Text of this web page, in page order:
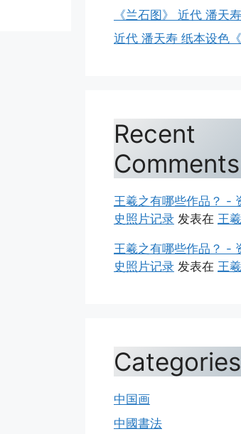
《兰石图》 近代 潘天寿
近代 潘天寿 纸本设色《
Recent
Comments
王羲之有哪些作品？ -
史照片记录 发表在 王
王羲之有哪些作品？ -
史照片记录 发表在 王
Categories
中国画
中國書法